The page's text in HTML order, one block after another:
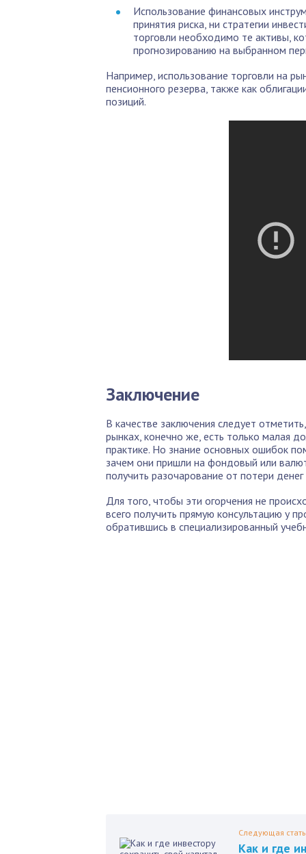
Использование финансовых
принятия риска, ни стратегии
торговли необходимо те активы,
прогнозированию на выбранном
Например, использование торговли на
пенсионного резерва, также как
позиций.
Заключение
В качестве заключения следует
рынках, конечно же, есть только малая
практике. Но знание основных ошибок
зачем они пришли на фондовый или
получить разочарование от потери
Для того, чтобы эти огорчения не
всего получить прямую консультацию у
обратившись в специализированный
Следующая
Как и где